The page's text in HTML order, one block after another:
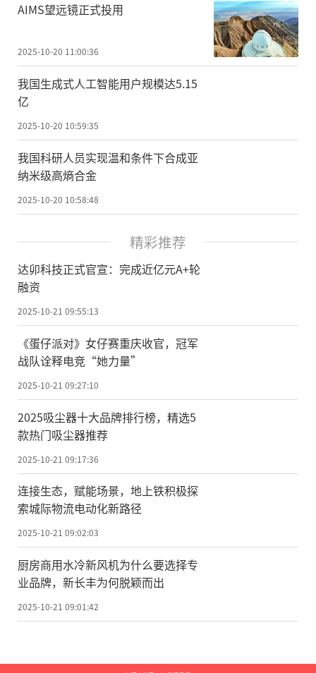
AIMS望远镜正式投用
2025-10-20 11:00:36
我国生成式人工智能用户规模达5.15
亿
2025-10-20 10:59:35
我国科研人员实现温和条件下合成亚
纳米级高熵合金
2025-10-20 10:58:48
精彩推荐
达卯科技正式官宣：完成近亿元A+轮
融资
2025-10-21 09:55:13
《蛋仔派对》女仔赛重庆收官，冠军
战队诠释电竞“她力量”
2025-10-21 09:27:10
2025吸尘器十大品牌排行榜，精选5
款热门吸尘器推荐
2025-10-21 09:17:36
连接生态，赋能场景，地上铁积极探
索城际物流电动化新路径
2025-10-21 09:02:03
厨房商用水冷新风机为什么要选择专
业品牌，新长丰为何脱颖而出
2025-10-21 09:01:42